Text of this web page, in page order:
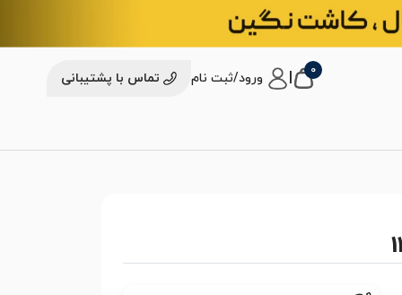
0 ورود/ثبت نام تماس با پشتیبانی